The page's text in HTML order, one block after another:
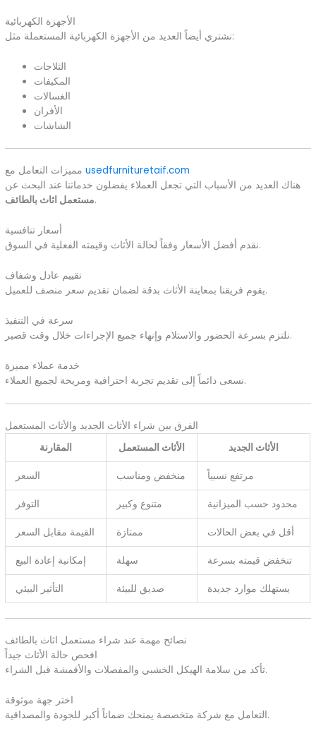
الأجهزة الكهربائية
نشتري أيضاً العديد من الأجهزة الكهربائية المستعملة مثل:
الثلاجات
المكيفات
الغسالات
الأفران
الشاشات
مميزات التعامل معusedfurnituretaif.com
هناك العديد من الأسباب التي تجعل العملاء يفضلون خدماتنا عند البحث عن
مستعمل اثاث بالطائف.
أسعار تنافسية
نقدم أفضل الأسعار وفقاً لحالة الأثاث وقيمته الفعلية في السوق.
تقييم عادل وشفاف
يقوم فريقنا بمعاينة الأثاث بدقة لضمان تقديم سعر منصف للعميل.
سرعة في التنفيذ
نلتزم بسرعة الحضور والاستلام وإنهاء جميع الإجراءات خلال وقت قصير.
خدمة عملاء مميزة
نسعى دائماً إلى تقديم تجربة احترافية ومريحة لجميع العملاء.
الفرق بين شراء الأثاث الجديد والأثاث المستعمل
المقارنة
الأثاث المستعمل الأثاث الجديد
السعر منخفض ومناسب مرتفع نسبياً
التوفر متنوع وكبير محدود حسب الميزانية
القيمة مقابل السعر ممتازة أقل في بعض الحالات
إمكانية إعادة البيع سهلة تنخفض قيمته بسرعة
التأثير البيئي صديق للبيئة يستهلك موارد جديدة
نصائح مهمة عند شراء مستعمل اثاث بالطائف
افحص حالة الأثاث جيداً
تأكد من سلامة الهيكل الخشبي والمفصلات والأقمشة قبل الشراء.
اختر جهة موثوقة
التعامل مع شركة متخصصة يمنحك ضماناً أكبر للجودة والمصداقية.